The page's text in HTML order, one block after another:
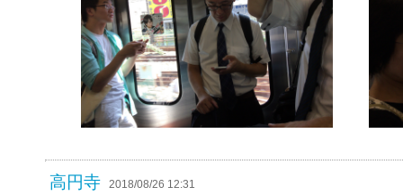
高円寺 2018/08/26 12:31